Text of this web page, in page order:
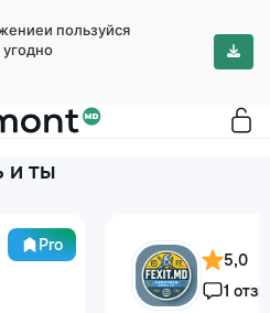
пользуйся
угодно
и ты
Pro
5,0
1